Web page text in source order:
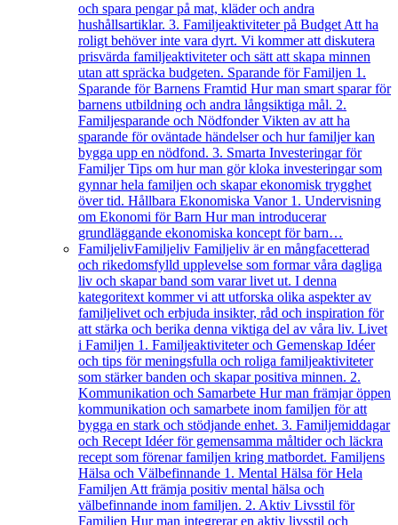
och spara pengar på mat, kläder och andra
hushållsartiklar. 3. Familjeaktiviteter på Budget Att ha
roligt behöver inte vara dyrt. Vi kommer att diskutera
prisvärda familjeaktiviteter och sätt att skapa minnen
utan att spräcka budgeten. Sparande för Familjen 1.
Sparande för Barnens Framtid Hur man smart sparar för
barnens utbildning och andra långsiktiga mål. 2.
Familjesparande och Nödfonder Vikten av att ha
sparande för oväntade händelser och hur familjer kan
bygga upp en nödfond. 3. Smarta Investeringar för
Familjer Tips om hur man gör kloka investeringar som
gynnar hela familjen och skapar ekonomisk trygghet
över tid. Hållbara Ekonomiska Vanor 1. Undervisning
om Ekonomi för Barn Hur man introducerar
grundläggande ekonomiska koncept för barn…
FamiljelivFamiljeliv Familjeliv är en mångfacetterad
och rikedomsfylld upplevelse som formar våra dagliga
liv och skapar band som varar livet ut. I denna
kategoritext kommer vi att utforska olika aspekter av
familjelivet och erbjuda insikter, råd och inspiration för
att stärka och berika denna viktiga del av våra liv. Livet
i Familjen 1. Familjeaktiviteter och Gemenskap Idéer
och tips för meningsfulla och roliga familjeaktiviteter
som stärker banden och skapar positiva minnen. 2.
Kommunikation och Samarbete Hur man främjar öppen
kommunikation och samarbete inom familjen för att
bygga en stark och stödjande enhet. 3. Familjemiddagar
och Recept Idéer för gemensamma måltider och läckra
recept som förenar familjen kring matbordet. Familjens
Hälsa och Välbefinnande 1. Mental Hälsa för Hela
Familjen Att främja positiv mental hälsa och
välbefinnande inom familjen. 2. Aktiv Livsstil för
Familjen Hur man integrerar en aktiv livsstil och